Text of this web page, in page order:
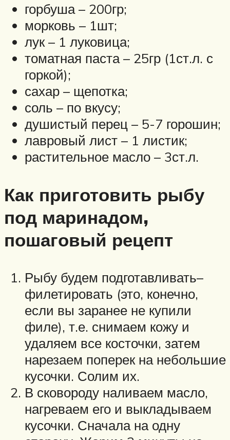
горбуша – 200гр;
морковь – 1шт;
лук – 1 луковица;
томатная паста – 25гр (1ст.л. с
горкой);
сахар – щепотка;
соль – по вкусу;
душистый перец – 5-7 горошин;
лавровый лист – 1 листик;
растительное масло – 3ст.л.
Как приготовить рыбу
под маринадом,
пошаговый рецепт
Рыбу будем подготавливать–
филетировать (это, конечно,
если вы заранее не купили
филе), т.е. снимаем кожу и
удаляем все косточки, затем
нарезаем поперек на небольшие
кусочки. Солим их.
В сковороду наливаем масло,
нагреваем его и выкладываем
кусочки. Сначала на одну